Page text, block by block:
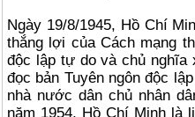
Ngày 19/8/1945, Hồ Chí
thắng lợi của Cách mạng
độc lập tự do và chủ nghĩa
đọc bản Tuyên ngôn độc
nhà nước dân chủ nhân
năm 1954, Hồ Chí Minh là